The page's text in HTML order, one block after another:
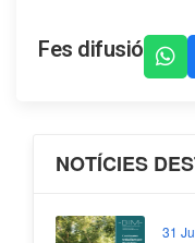
Fes difusió
NOTÍCIES
31